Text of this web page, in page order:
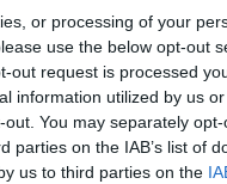
or processing of your
use the below opt-out
out request is processed
information utilized by us
You may separately
parties on the IAB’s list of
us to third parties on the